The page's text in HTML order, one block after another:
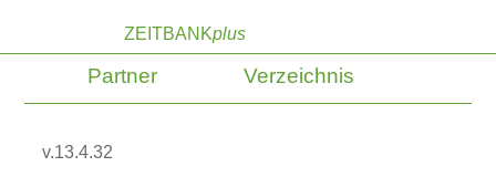
ZEITBANKplus
Partner Verzeichnis
v.13.4.32